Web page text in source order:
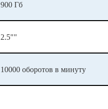
900 Гб
2.5""
10000 оборотов в минуту